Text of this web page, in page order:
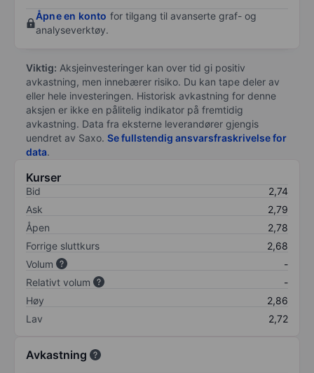
Åpne en konto for tilgang til avanserte graf- og
analyseverktøy.
Viktig: Aksjeinvesteringer kan over tid gi positiv
avkastning, men innebærer risiko. Du kan tape deler av
eller hele investeringen. Historisk avkastning for denne
aksjen er ikke en pålitelig indikator på fremtidig
avkastning. Data fra eksterne leverandører gjengis
uendret av Saxo. Se fullstendig ansvarsfraskrivelse for
data.
Kurser
Bid
2,74
Ask
2,79
Åpen
2,78
Forrige sluttkurs
2,68
Volum
-
Relativt volum
-
Høy
2,86
Lav
2,72
Avkastning